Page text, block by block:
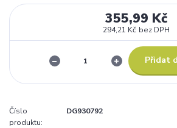
355,99 Kč
294,21 Kč bez DPH
Přidat
Číslo
produktu:
DG930792